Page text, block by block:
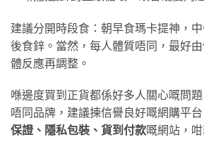
建議分開時段食：朝早食瑪卡提神，
後食鋅。當然，每人體質唔同，最好
體反應再調整。
喺邊度買到正貨都係好多人關心嘅問
唔同品牌，建議揀信譽良好嘅網購平
保證、隱私包裝、貨到付款嘅網站，